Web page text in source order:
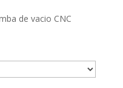
de vacio CNC